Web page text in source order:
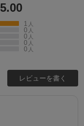
5.00
1 人
0 人
0 人
0 人
0 人
レビューを書く